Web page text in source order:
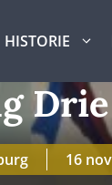
HISTORIE
16